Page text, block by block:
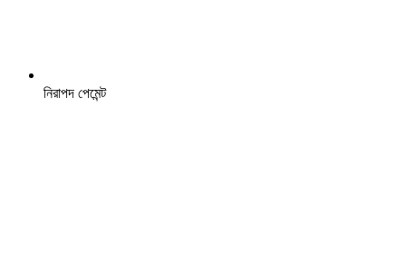
নিরাপদ পেমেন্ট